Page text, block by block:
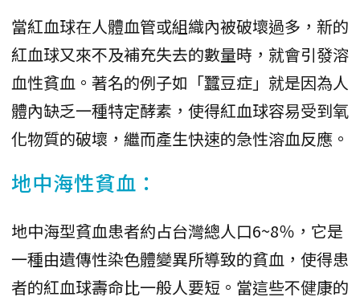
當紅血球在人體血管或組織內被破壞過多，新的
紅血球又來不及補充失去的數量時，就會引發溶
血性貧血。著名的例子如「蠶豆症」就是因為人
體內缺乏一種特定酵素，使得紅血球容易受到氧
化物質的破壞，繼而產生快速的急性溶血反應。
地中海性貧血：
地中海型貧血患者約占台灣總人口6~8％，它是
一種由遺傳性染色體變異所導致的貧血，使得患
者的紅血球壽命比一般人要短。當這些不健康的